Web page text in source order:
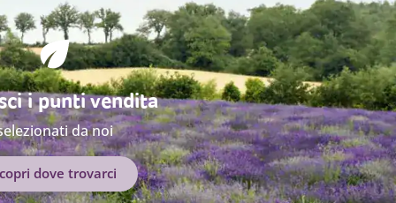
i punti vendita
da noi
dove trovarci